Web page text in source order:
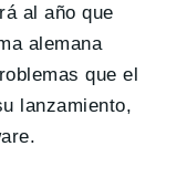
al año que
alemana
que el
lanzamiento,